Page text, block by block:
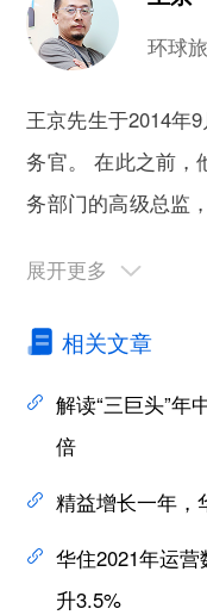
环球
王京先生于2014年
务官。 在此之前，
务部门的高级总监
务。 王京先生非常
历史、竞争环境,
相关文章
解读“三巨头”年
倍
精益增长一年，
华住2021年运
升3.5%